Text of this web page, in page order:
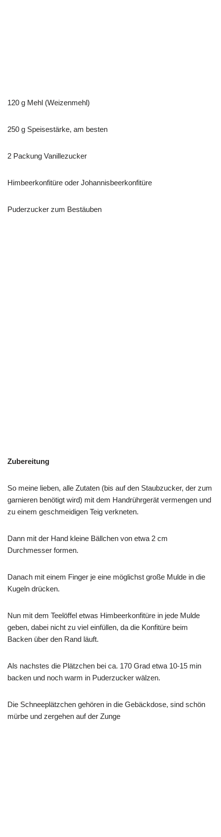
120 g Mehl (Weizenmehl)
250 g Speisestärke, am besten
2 Packung Vanillezucker
Himbeerkonfitüre oder Johannisbeerkonfitüre
Puderzucker zum Bestäuben
Zubereitung
So meine lieben, alle Zutaten (bis auf den Staubzucker, der zum
garnieren benötigt wird) mit dem Handrührgerät vermengen und
zu einem geschmeidigen Teig verkneten.
Dann mit der Hand kleine Bällchen von etwa 2 cm
Durchmesser formen.
Danach mit einem Finger je eine möglichst große Mulde in die
Kugeln drücken.
Nun mit dem Teelöffel etwas Himbeerkonfitüre in jede Mulde
geben, dabei nicht zu viel einfüllen, da die Konfitüre beim
Backen über den Rand läuft.
Als nachstes die Plätzchen bei ca. 170 Grad etwa 10-15 min
backen und noch warm in Puderzucker wälzen.
Die Schneeplätzchen gehören in die Gebäckdose, sind schön
mürbe und zergehen auf der Zunge